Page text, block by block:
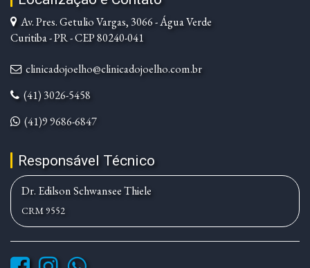
Av. Pres. Getulio Vargas, 3066 - Água Verde
Curitiba - PR - CEP 80240-041
clinicadojoelho@clinicadojoelho.com.br
(41) 3026-5458
(41)9 9686-6847
Responsável Técnico
Dr. Edilson Schwansee Thiele
CRM 9552